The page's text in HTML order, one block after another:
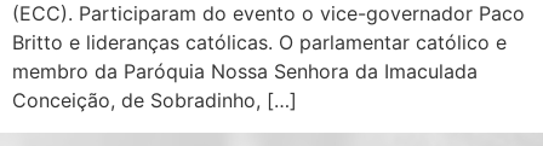
(ECC). Participaram do evento o vice-governador Paco
Britto e lideranças católicas. O parlamentar católico e
membro da Paróquia Nossa Senhora da Imaculada
Conceição, de Sobradinho, […]